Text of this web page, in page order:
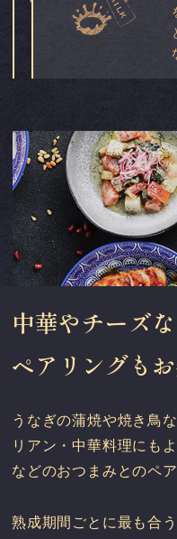
中華やチーズ
ペアリングも
うなぎの蒲焼や焼き鳥
リアン・中華料理にも
などのおつまみとのペ
熟成期間ごとに最も合